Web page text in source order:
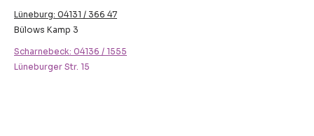
Lüneburg: 04131 / 366 47
Bülows Kamp 3
Scharnebeck: 04136 / 1555
Lüneburger Str. 15